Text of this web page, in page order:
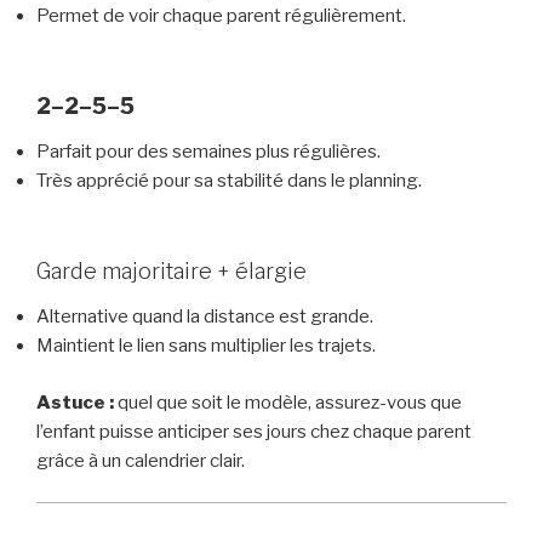
Permet de voir chaque parent régulièrement.
2–2–5–5
Parfait pour des semaines plus régulières.
Très apprécié pour sa stabilité dans le planning.
Garde majoritaire + élargie
Alternative quand la distance est grande.
Maintient le lien sans multiplier les trajets.
Astuce :quel que soit le modèle, assurez-vous que
l’enfant puisse anticiper ses jours chez chaque parent
grâce à un calendrier clair.